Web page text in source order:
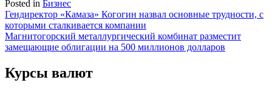
Posted in Бизнес
Навигация
по
записям
Гендиректор «Камаза» Когогин назвал основные трудности, с
которыми сталкивается компании
Магнитогорский металлургический комбинат разместит
замещающие облигации на 500 миллионов долларов
Курсы валют